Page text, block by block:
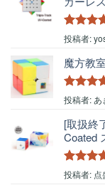
5段階中
の評価
投稿者:
魔方教
5段階中
投稿者: あ
[取扱終
Coated
5段階中
投稿者: 点